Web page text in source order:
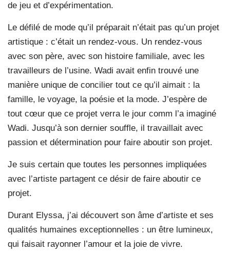
de jeu et d’expérimentation.
Le défilé de mode qu’il préparait n’était pas qu’un projet
artistique : c’était un rendez-vous. Un rendez-vous
avec son père, avec son histoire familiale, avec les
travailleurs de l’usine. Wadi avait enfin trouvé une
manière unique de concilier tout ce qu’il aimait : la
famille, le voyage, la poésie et la mode. J’espère de
tout cœur que ce projet verra le jour comm l’a imaginé
Wadi. Jusqu’à son dernier souffle, il travaillait avec
passion et détermination pour faire aboutir son projet.
Je suis certain que toutes les personnes impliquées
avec l’artiste partagent ce désir de faire aboutir ce
projet.
Durant Elyssa, j’ai découvert son âme d’artiste et ses
qualités humaines exceptionnelles : un être lumineux,
qui faisait rayonner l’amour et la joie de vivre.